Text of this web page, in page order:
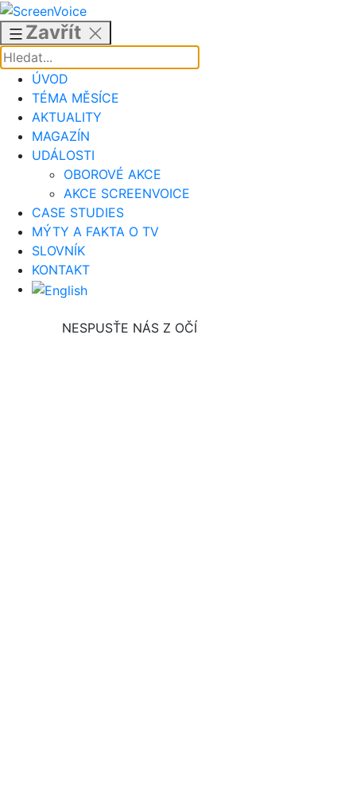
Přejít
obsahu
Zavřít
ÚVOD
TÉMA MĚSÍCE
AKTUALITY
MAGAZÍN
UDÁLOSTI
OBOROVÉ AKCE
AKCE SCREENVOICE
CASE STUDIES
MÝTY A FAKTA O TV
SLOVNÍK
KONTAKT
NESPUSŤE NÁS Z OČÍ